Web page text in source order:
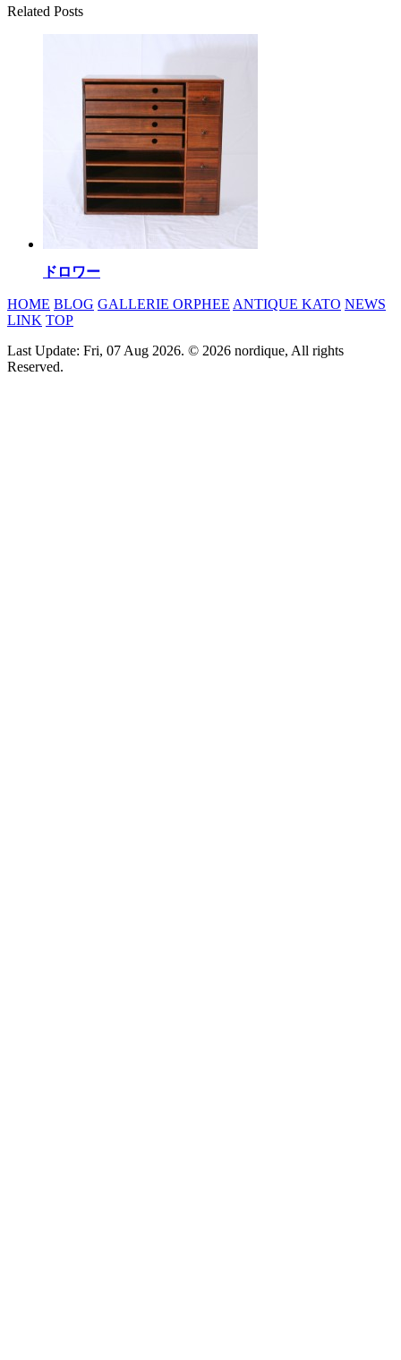
Related Posts
ドロワー
HOME BLOG GALLERIE ORPHEE ANTIQUE KATO NEWS
LINK TOP
Last Update: Fri, 07 Aug 2026. © 2026 nordique, All rights
Reserved.